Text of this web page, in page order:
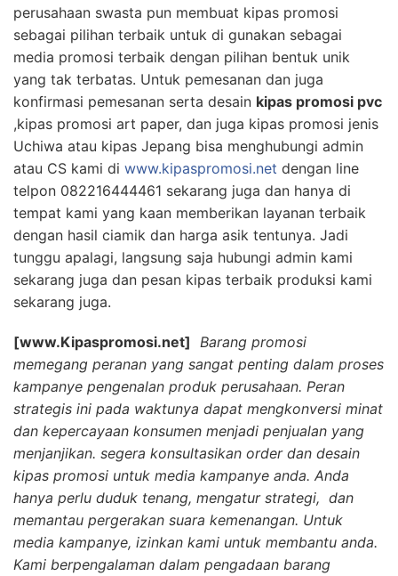
perusahaan swasta pun membuat kipas promosi
sebagai pilihan terbaik untuk di gunakan sebagai
media promosi terbaik dengan pilihan bentuk unik
yang tak terbatas. Untuk pemesanan dan juga
konfirmasi pemesanan serta desain kipas promosi pvc
,kipas promosi art paper, dan juga kipas promosi jenis
Uchiwa atau kipas Jepang bisa menghubungi admin
atau CS kami di www.kipaspromosi.net dengan line
telpon 082216444461 sekarang juga dan hanya di
tempat kami yang kaan memberikan layanan terbaik
dengan hasil ciamik dan harga asik tentunya. Jadi
tunggu apalagi, langsung saja hubungi admin kami
sekarang juga dan pesan kipas terbaik produksi kami
sekarang juga.
[www.Kipaspromosi.net]
Barang promosi
memegang peranan yang sangat penting dalam proses
kampanye pengenalan produk perusahaan. Peran
strategis ini pada waktunya dapat mengkonversi minat
dan kepercayaan konsumen menjadi penjualan yang
menjanjikan. segera konsultasikan order dan desain
kipas promosi untuk media kampanye anda. Anda
hanya perlu duduk tenang, mengatur strategi, dan
memantau pergerakan suara kemenangan. Untuk
media kampanye, izinkan kami untuk membantu anda.
Kami berpengalaman dalam pengadaan barang